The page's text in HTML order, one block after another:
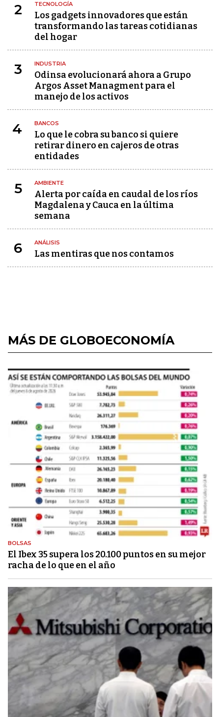
2 TECNOLOGÍA
Los gadgets innovadores que están
transformando las tareas cotidianas
del hogar
3 INDUSTRIA
Odinsa evolucionará ahora a Grupo
Argos Asset Managment para el
manejo de los activos
4 BANCOS
Lo que le cobra su banco si quiere
retirar dinero en cajeros de otras
entidades
5 AMBIENTE
Alerta por caída en caudal de los ríos
Magdalena y Cauca en la última
semana
6 ANÁLISIS
Las mentiras que nos contamos
MÁS DE GLOBOECONOMÍA
BOLSAS
El Ibex 35 supera los 20.100 puntos en su mejor
racha de lo que en el año